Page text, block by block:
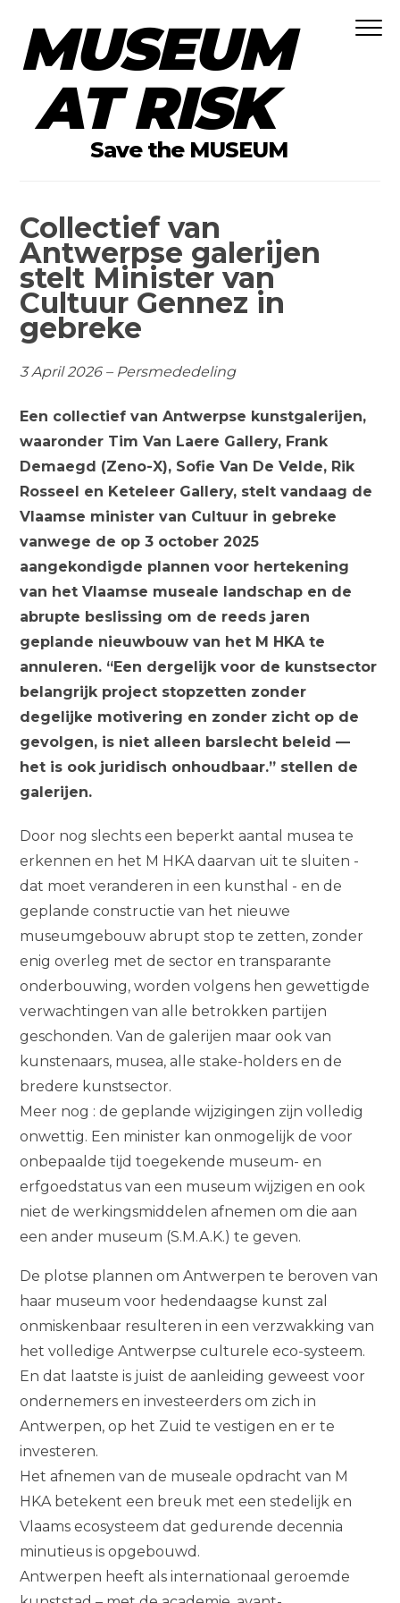
Skip to content
MUSEUM
AT RISK
Save the MUSEUM
Collectief van
Antwerpse galerijen
stelt Minister van
Cultuur Gennez in
gebreke
3 April 2026 – Persmededeling
Een collectief van Antwerpse kunstgalerijen,
waaronder Tim Van Laere Gallery, Frank
Demaegd (Zeno-X), Sofie Van De Velde, Rik
Rosseel en Keteleer Gallery, stelt vandaag de
Vlaamse minister van Cultuur in gebreke
vanwege de op 3 october 2025
aangekondigde plannen voor hertekening
van het Vlaamse museale landschap en de
abrupte beslissing om de reeds jaren
geplande nieuwbouw van het M HKA te
annuleren. “Een dergelijk voor de kunstsector
belangrijk project stopzetten zonder
degelijke motivering en zonder zicht op de
gevolgen, is niet alleen barslecht beleid —
het is ook juridisch onhoudbaar.” stellen de
galerijen.
Door nog slechts een beperkt aantal musea te
erkennen en het M HKA daarvan uit te sluiten -
dat moet veranderen in een kunsthal - en de
geplande constructie van het nieuwe
museumgebouw abrupt stop te zetten, zonder
enig overleg met de sector en transparante
onderbouwing, worden volgens hen gewettigde
verwachtingen van alle betrokken partijen
geschonden. Van de galerijen maar ook van
kunstenaars, musea, alle stake-holders en de
bredere kunstsector.
Meer nog : de geplande wijzigingen zijn volledig
onwettig. Een minister kan onmogelijk de voor
onbepaalde tijd toegekende museum- en
erfgoedstatus van een museum wijzigen en ook
niet de werkingsmiddelen afnemen om die aan
een ander museum (S.M.A.K.) te geven.
De plotse plannen om Antwerpen te beroven van
haar museum voor hedendaagse kunst zal
onmiskenbaar resulteren in een verzwakking van
het volledige Antwerpse culturele eco-systeem.
En dat laatste is juist de aanleiding geweest voor
ondernemers en investeerders om zich in
Antwerpen, op het Zuid te vestigen en er te
investeren.
Het afnemen van de museale opdracht van M
HKA betekent een breuk met een stedelijk en
Vlaams ecosysteem dat gedurende decennia
minutieus is opgebouwd.
Antwerpen heeft als internationaal geroemde